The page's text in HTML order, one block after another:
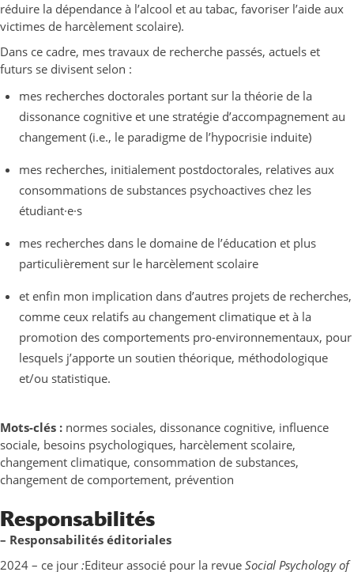
réduire la dépendance à l’alcool et au tabac, favoriser l’aide aux
victimes de harcèlement scolaire).
Dans ce cadre, mes travaux de recherche passés, actuels et
futurs se divisent selon :
mes recherches doctorales portant sur la théorie de la
dissonance cognitive et une stratégie d’accompagnement au
changement (i.e., le paradigme de l’hypocrisie induite)
mes recherches, initialement postdoctorales, relatives aux
consommations de substances psychoactives chez les
étudiant·e·s
mes recherches dans le domaine de l’éducation et plus
particulièrement sur le harcèlement scolaire
et enfin mon implication dans d’autres projets de recherches,
comme ceux relatifs au changement climatique et à la
promotion des comportements pro-environnementaux, pour
lesquels j’apporte un soutien théorique, méthodologique
et/ou statistique.
Mots-clés : normes sociales, dissonance cognitive, influence
sociale, besoins psychologiques, harcèlement scolaire,
changement climatique, consommation de substances,
changement de comportement, prévention
Responsabilités
– Responsabilités éditoriales
2024 – ce jour :Editeur associé pour la revue Social Psychology of